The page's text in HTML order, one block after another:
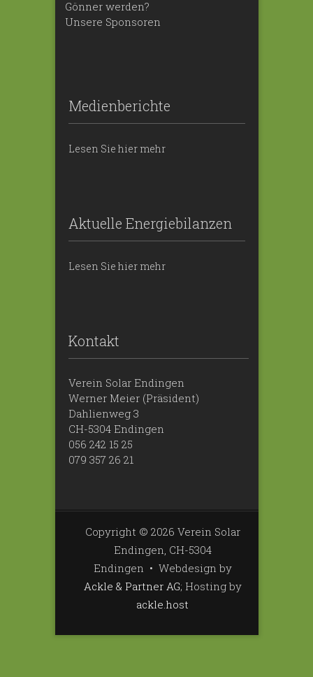
Gönner werden?
Unsere Sponsoren
Medienberichte
Lesen Sie hier mehr
Aktuelle Energiebilanzen
Lesen Sie hier mehr
Kontakt
Verein Solar Endingen
Werner Meier (Präsident)
Dahlienweg 3
CH-5304 Endingen
056 242 15 25
079 357 26 21
Copyright © 2026 Verein Solar
Endingen, CH-5304
Endingen • Webdesign by
Ackle & Partner AG; Hosting by
ackle.host